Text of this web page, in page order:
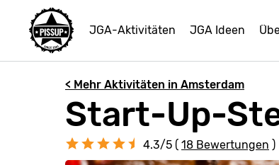
JGA-Aktivitäten JGA Ideen
< Mehr Aktivitäten in Amsterdam
Start-Up-
4.3/5 ( 18 Bewertungen )